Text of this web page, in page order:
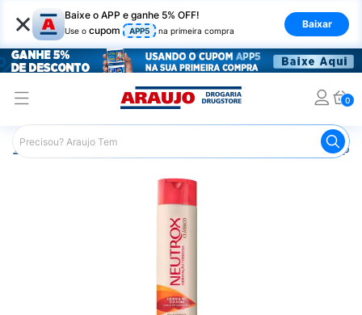
× Baixe o APP e ganhe 5% OFF!
Use o cupom APP5 na primeira compra
Baixar
0
Araujo Cabelo Cabelos de Todos os Tipos